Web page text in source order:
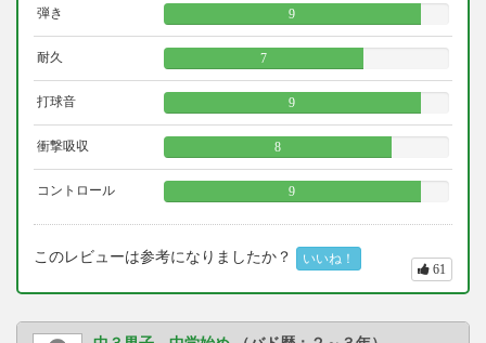
弾き 9
耐久 7
打球音 9
衝撃吸収 8
コントロール 9
このレビューは参考になりましたか？ いいね！
61